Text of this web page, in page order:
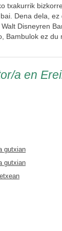
txakurrik
Dena dela,
Disneyren
Bambulok ez
a en
gutxian
gutxian